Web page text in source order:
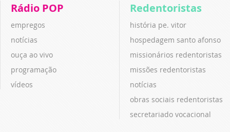
Rádio POP
empregos
notícias
ouça ao vivo
programação
vídeos
Redentoristas
história pe. vitor
hospedagem santo afonso
missionários redentoristas
missões redentoristas
notícias
obras sociais redentoristas
secretariado vocacional